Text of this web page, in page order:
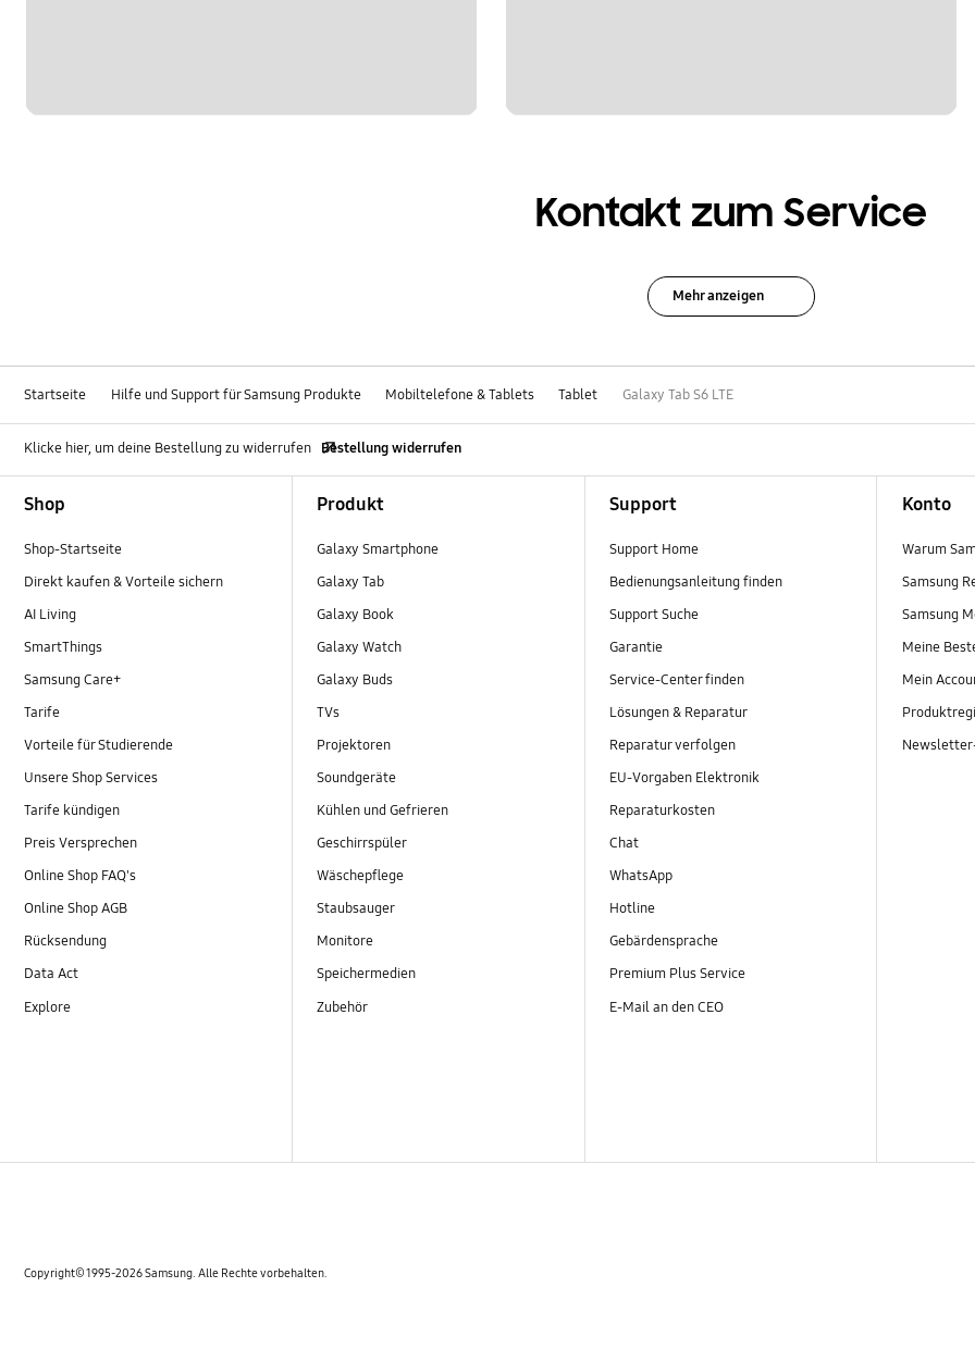
Kontakt zum Service
Mehr anzeigen
Startseite Hilfe und Support für Samsung Produkte Mobiltelefone & Tablets Tablet Galaxy Tab S6 LTE
Klicke hier, um deine Bestellung zu widerrufen Bestellung widerrufen
Shop
Shop-Startseite
Direkt kaufen & Vorteile sichern
AI Living
SmartThings
Samsung Care+
Tarife
Vorteile für Studierende
Unsere Shop Services
Tarife kündigen
Preis Versprechen
Online Shop FAQ's
Online Shop AGB
Rücksendung
Data Act
Explore
Produkt
Galaxy Smartphone
Galaxy Tab
Galaxy Book
Galaxy Watch
Galaxy Buds
TVs
Projektoren
Soundgeräte
Kühlen und Gefrieren
Geschirrspüler
Wäschepflege
Staubsauger
Monitore
Speichermedien
Zubehör
Support
Support Home
Bedienungsanleitung finden
Support Suche
Garantie
Service-Center finden
Lösungen & Reparatur
Reparatur verfolgen
EU-Vorgaben Elektronik
Reparaturkosten
Chat
WhatsApp
Hotline
Gebärdensprache
Premium Plus Service
E-Mail an den CEO
Konto
Warum
Samsung
Samsung
Meine
Mein
Copyright© 1995-2026 Samsung. Alle Rechte vorbehalten.